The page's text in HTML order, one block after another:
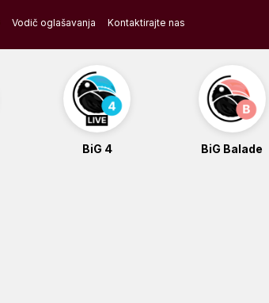
Vodič oglašavanja Kontaktirajte nas
BiG 4 BiG Balade